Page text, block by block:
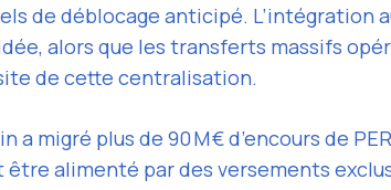
de déblocage anticipé. L’intégration
alors que les transferts massifs
de cette centralisation.
a migré plus de 90 M € d’encours de
alimenté par des versements